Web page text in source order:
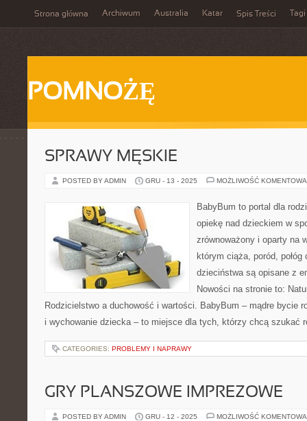
Strona główna Archiwum Australia Katar Spis Treści Tagi
POMNOŻĘ
SPRAWY MĘSKIE
POSTED BY ADMIN GRU - 13 - 2025 MOŻLIWOŚĆ
BabyBum to portal dla
opiekę nad dzieckiem w
zrównoważony i oparty na
którym ciąża, poród,
dzieciństwa są opisane z
Nowości na stronie to:
Rodzicielstwo a duchowość i wartości. BabyBum – mądre bycie
i wychowanie dziecka – to miejsce dla tych, którzy chcą szukać
CATEGORIES: PROBLEMY I NAPRAWY
GRY PLANSZOWE IMPREZOWE
POSTED BY ADMIN GRU - 12 - 2025 MOŻLIWOŚĆ